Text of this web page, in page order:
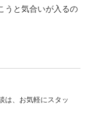
うと気合いが入るの
は、お気軽にスタッ